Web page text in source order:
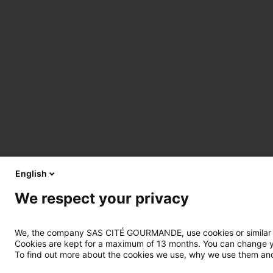
English
We respect your privacy
We, the company SAS CITÉ GOURMANDE, use cookies or
Cookies are kept for a maximum of 13 months. You can
To find out more about the cookies we use, why we use them